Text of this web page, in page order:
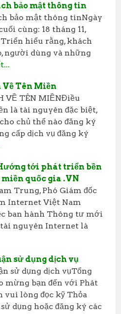
bảo mật thông tin
bảo mật thông tinNgày
cùng: 18 tháng 11,
Triển hiểu rằng, khách
người dùng và những
Về Tên Miền
VỀ TÊN MIỀNĐiều
là tài nguyên đặc biệt,
chủ thể nào đăng ký
cấp dịch vụ đăng ký
tới phát triển bền
quốc gia .VN
Trung, Phó Giám đốc
Internet Việt Nam
ban hành Thông tư mới
nguyên Internet là
sử dụng dịch vụ
sử dụng dịch vụTổng
mừng bạn đến với Phát
vui lòng đọc kỹ Thỏa
dụng hoặc đăng ký các